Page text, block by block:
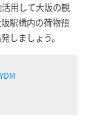
用して大阪の観
駅構内の荷物預
しましょう。